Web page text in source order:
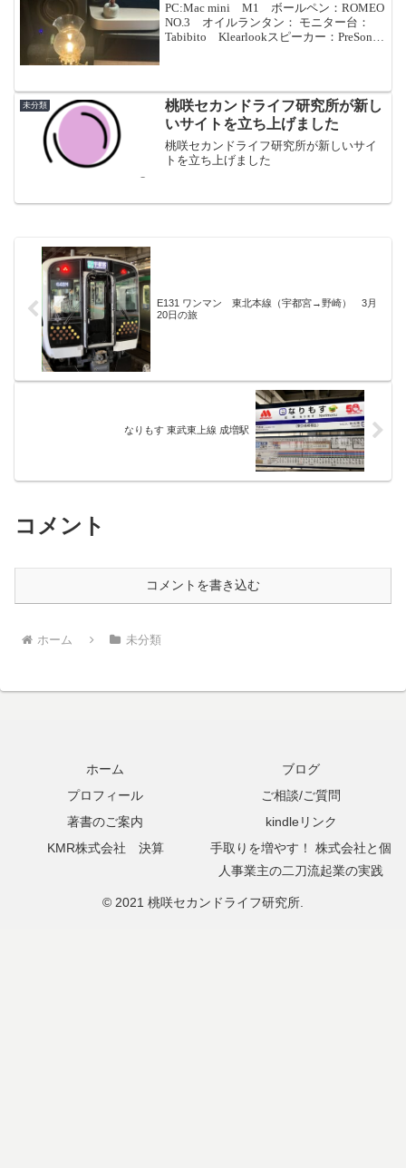
PC:Mac mini M1 ボールペン：ROMEO
NO.3 オイルランタン： モニター台：
Tabibito Klearlookスピーカー：PreSonus
未分類
桃咲セカンドライフ研究所が新し
いサイトを立ち上げました
桃咲セカンドライフ研究所が新しいサイ
トを立ち上げました
E131 ワンマン 東北本線（宇都宮→野崎） 3月
20日の旅
なりもす 東武東上線 成増駅
コメント
コメントを書き込む
ホーム 未分類
ホーム
ブログ
プロフィール
ご相談/ご質問
著書のご案内
kindleリンク
KMR株式会社 決算
手取りを増やす！ 株式会社と個
人事業主の二刀流起業の実践
© 2021 桃咲セカンドライフ研究所.